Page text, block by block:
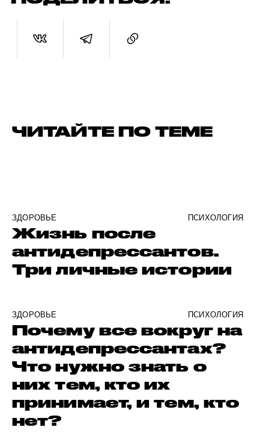
ЧИТАЙТЕ ПО ТЕМЕ
ЗДОРОВЬЕ ПСИХОЛОГИЯ
Жизнь после
антидепрессантов.
Три личные истории
ЗДОРОВЬЕ ПСИХОЛОГИЯ
Почему все вокруг на
антидепрессантах?
Что нужно знать о
них тем, кто их
принимает, и тем, кто
нет?